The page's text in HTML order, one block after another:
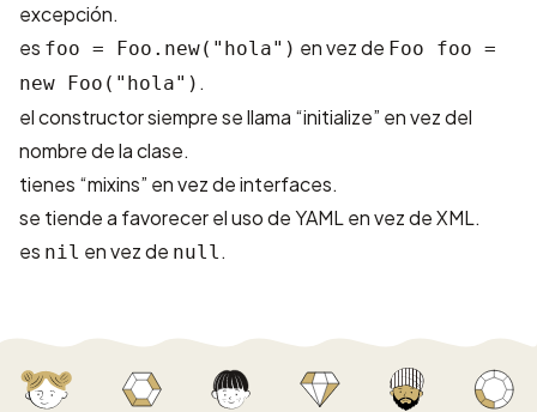
excepción.
es foo = Foo.new("hola") en vez de Foo foo =
new Foo("hola") .
el constructor siempre se llama “initialize” en vez del
nombre de la clase.
tienes “mixins” en vez de interfaces.
se tiende a favorecer el uso de YAML en vez de XML.
es nil en vez de null .